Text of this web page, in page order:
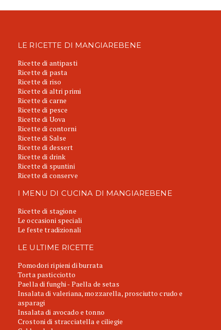
LE RICETTE DI MANGIAREBENE
Ricette di antipasti
Ricette di pasta
Ricette di riso
Ricette di altri primi
Ricette di carne
Ricette di pesce
Ricette di Uova
Ricette di contorni
Ricette di Salse
Ricette di dessert
Ricette di drink
Ricette di spuntini
Ricette di conserve
I MENU DI CUCINA DI MANGIAREBENE
Ricette di stagione
Le occasioni speciali
Le feste tradizionali
LE ULTIME RICETTE
Pomodori ripieni di burrata
Torta pasticciotto
Paella di funghi - Paella de setas
Insalata di valeriana, mozzarella, prosciutto crudo e
asparagi
Insalata di avocado e tonno
Crostoni di stracciatella e ciliegie